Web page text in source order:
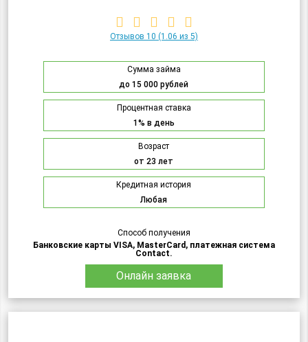
Отзывов 10 (1.06 из 5)
Сумма займа
до 15 000 рублей
Процентная ставка
1% в день
Возраст
от 23 лет
Кредитная история
Любая
Способ получения
Банковские карты VISA, MasterCard, платежная система
Contact.
Онлайн заявка